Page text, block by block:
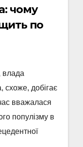
чому
по
влада
схоже, добігає
вважалася
популізму в